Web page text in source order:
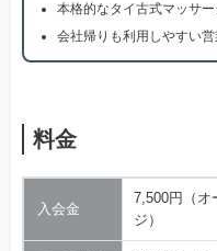
本格的なタイ古式マッサー
会社帰りも利用しやすい営
料金
入会金
7,500円（オ
ジ）